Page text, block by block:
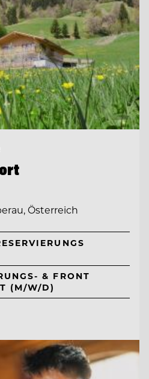
Österreich
& FRONT
(M/W/D)